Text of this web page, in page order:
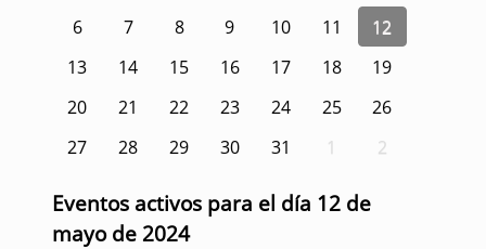
6
7 8 9 10 11
12
13
14 15 16 17 18
19
20
21 22 23 24 25
26
27
28 29 30 31 1 2
Eventos activos para el día 12 de
mayo de 2024